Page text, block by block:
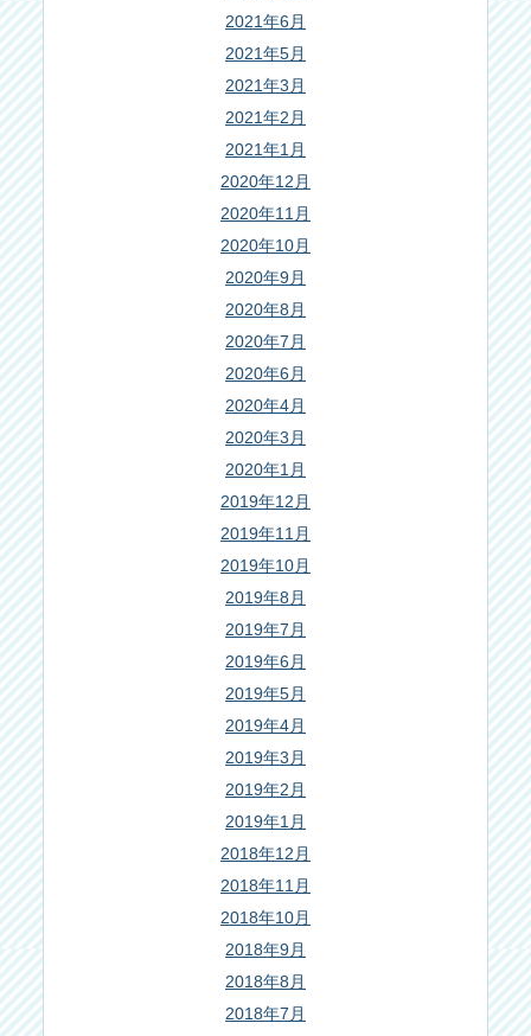
2021年6月
2021年5月
2021年3月
2021年2月
2021年1月
2020年12月
2020年11月
2020年10月
2020年9月
2020年8月
2020年7月
2020年6月
2020年4月
2020年3月
2020年1月
2019年12月
2019年11月
2019年10月
2019年8月
2019年7月
2019年6月
2019年5月
2019年4月
2019年3月
2019年2月
2019年1月
2018年12月
2018年11月
2018年10月
2018年9月
2018年8月
2018年7月